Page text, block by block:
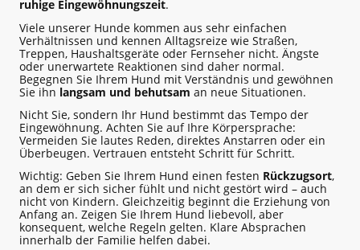
ruhige Eingewöhnungszeit.
Viele unserer Hunde kommen aus sehr einfachen
Verhältnissen und kennen Alltagsreize wie Straßen,
Treppen, Haushaltsgeräte oder Fernseher nicht. Ängste
oder unerwartete Reaktionen sind daher normal.
Begegnen Sie Ihrem Hund mit Verständnis und gewöhnen
Sie ihn langsam und behutsam an neue Situationen.
Nicht Sie, sondern Ihr Hund bestimmt das Tempo der
Eingewöhnung. Achten Sie auf Ihre Körpersprache:
Vermeiden Sie lautes Reden, direktes Anstarren oder ein
Überbeugen. Vertrauen entsteht Schritt für Schritt.
Wichtig: Geben Sie Ihrem Hund einen festen Rückzugsort,
an dem er sich sicher fühlt und nicht gestört wird – auch
nicht von Kindern. Gleichzeitig beginnt die Erziehung von
Anfang an. Zeigen Sie Ihrem Hund liebevoll, aber
konsequent, welche Regeln gelten. Klare Absprachen
innerhalb der Familie helfen dabei.